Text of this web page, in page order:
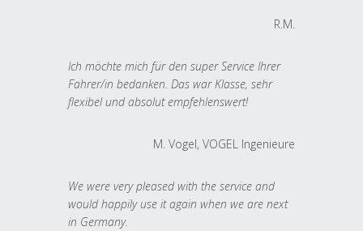
R.M.
Ich möchte mich für den super Service Ihrer
Fahrer/in bedanken. Das war Klasse, sehr
flexibel und absolut empfehlenswert!
M. Vogel, VOGEL Ingenieure
We were very pleased with the service and
would happily use it again when we are next
in Germany.